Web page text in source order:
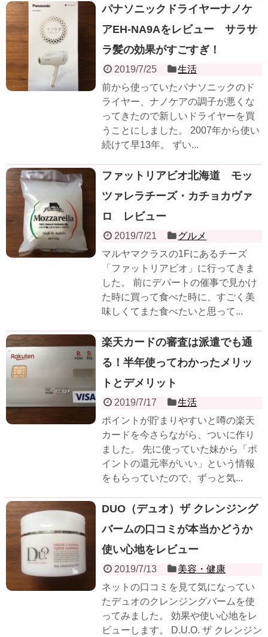
パナソニックドライヤーナノケ
アEH-NA9Aをレビュー サラサ
ラ髪の効果がすごすぎ！
2019/7/25
生活
前から使っていたパナソニックのド
ライヤー、ナノケアの調子が悪くな
ってきたので新しいドライヤーを買
うことにしました。 2007年から使い
続けて早13年。 ずい...
ファットリアビオ北海道 モッ
ツァレラチーズ・カチョカヴァ
ロ レビュー
2019/7/21
グルメ
マルヤマクラスの1Fにあるチーズ
「ファットリアビオ」に行ってきま
した。 前にデパートの催事で見かけ
た時に買って食べた時に、すごく美
味しくてまた食べたいと思って...
楽天カードの審査は派遣でも通
る！半年使ってわかったメリッ
トとデメリット
2019/7/17
生活
ポイントが貯まりやすいと噂の楽天
カードを今さらながら、ついに作り
ました。 先に使っていた妹から「ポ
イントの還元率がいい」という情報
をもらっていたので、ずっと気...
DUO（デュオ）ザ クレンジング
バームの口コミが本当かどうか
使い心地をレビュー
2019/7/13
美容・健康
ネットの口コミを見て気になってい
たデュオのクレンジングバームを使
ってみました。 効果や使い心地をレ
ビューします。 D.U.O. ザ クレンジン